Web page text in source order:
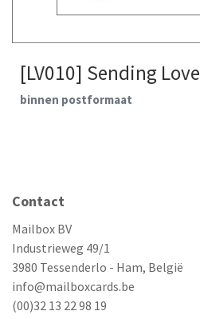
[LV010] Sending Love
binnen postformaat
Contact
Mailbox BV
Industrieweg 49/1
3980 Tessenderlo - Ham, België
info@mailboxcards.be
(00)32 13 22 98 19